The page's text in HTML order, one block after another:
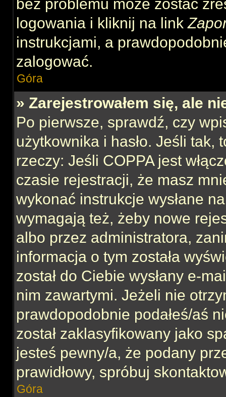
bez problemu może zostać
logowania i kliknij na link
instrukcjami, a
zalogować.
Góra
» Zarejestrowałem się, ale
Po pierwsze, sprawdź, czy
użytkownika i hasło. Jeśli tak,
rzeczy: Jeśli COPPA jest
czasie rejestracji, że masz
wykonać instrukcje wysłane
wymagają też, żeby nowe
albo przez administratora,
informacja o tym została
został do Ciebie wysłany e-
nim zawartymi. Jeżeli nie
prawdopodobnie podałeś/aś
został zaklasyfikowany jako
jesteś pewny/a, że podany
prawidłowy, spróbuj
Góra